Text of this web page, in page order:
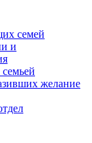
семей
и
желание